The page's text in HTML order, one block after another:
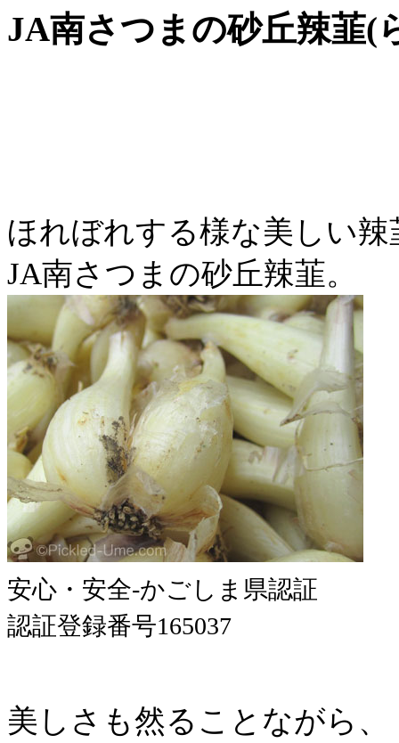
JA南さつまの砂丘辣韮(
ほれぼれする様な美しい辣
JA南さつまの砂丘辣韮。
安心・安全-かごしま県認証
認証登録番号165037
美しさも然ることながら、